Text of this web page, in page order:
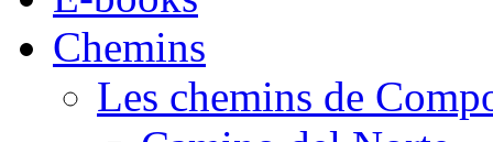
Chemins
Les chemins de